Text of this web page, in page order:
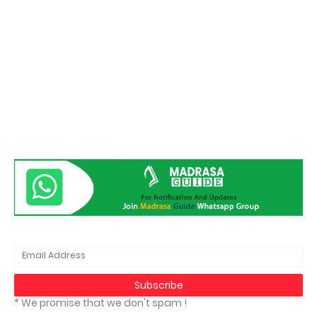
* We promise that we don't spam !